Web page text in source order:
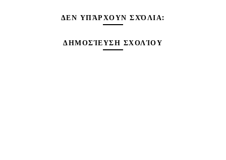
ΔΕΝ ΥΠΆΡΧΟΥΝ ΣΧΌΛΙΑ:
ΔΗΜΟΣΊΕΥΣΗ ΣΧΟΛΊΟΥ